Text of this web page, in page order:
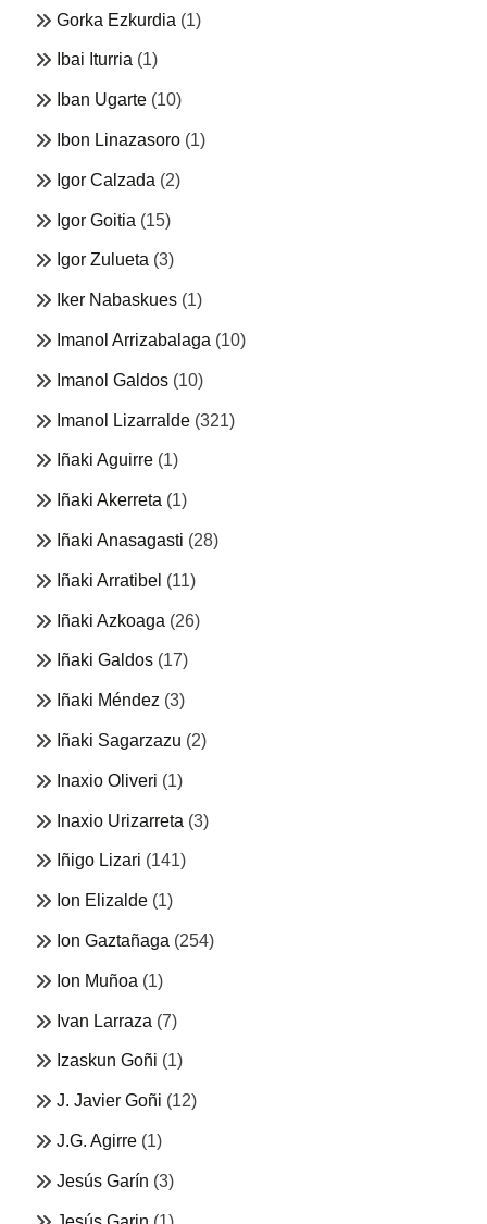
Gorka Ezkurdia (1)
Ibai Iturria (1)
Iban Ugarte (10)
Ibon Linazasoro (1)
Igor Calzada (2)
Igor Goitia (15)
Igor Zulueta (3)
Iker Nabaskues (1)
Imanol Arrizabalaga (10)
Imanol Galdos (10)
Imanol Lizarralde (321)
Iñaki Aguirre (1)
Iñaki Akerreta (1)
Iñaki Anasagasti (28)
Iñaki Arratibel (11)
Iñaki Azkoaga (26)
Iñaki Galdos (17)
Iñaki Méndez (3)
Iñaki Sagarzazu (2)
Inaxio Oliveri (1)
Inaxio Urizarreta (3)
Iñigo Lizari (141)
Ion Elizalde (1)
Ion Gaztañaga (254)
Ion Muñoa (1)
Ivan Larraza (7)
Izaskun Goñi (1)
J. Javier Goñi (12)
J.G. Agirre (1)
Jesús Garín (3)